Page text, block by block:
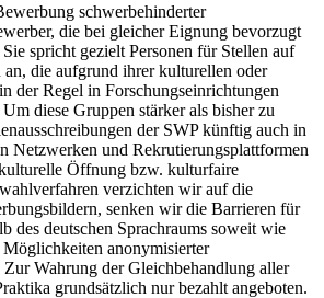
schwerbehinderter
die bei gleicher Eignung bevorzugt
spricht gezielt Personen für Stellen auf
an, die aufgrund ihrer kulturellen oder
der Regel in Forschungseinrichtungen
diese Gruppen stärker als bisher zu
der SWP künftig auch in
Netzwerken und Rekrutierungsplattformen
Öffnung bzw. kulturfaire
verzichten wir auf die
senken wir die Barrieren für
des deutschen Sprachraums soweit wie
anonymisierter
Wahrung der Gleichbehandlung aller
grundsätzlich nur bezahlt angeboten.